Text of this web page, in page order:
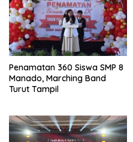
Penamatan 360 Siswa SMP 8
Manado, Marching Band
Turut Tampil